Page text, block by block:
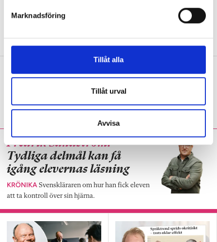
Marknadsföring
Tillåt alla
Tillåt urval
Avvisa
Svenskläraren: ”Låter i mina öron
Tre språklärare om diktamen
”I engelska är den uppenbara
Fredrik Sandström:
Tydliga delmål kan få
igång elevernas läsning
KRÖNIKA Svenskläraren om hur han fick eleven
att ta kontroll över sin hjärna.